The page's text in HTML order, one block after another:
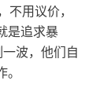
用议价，
是追求暴
波，他们自